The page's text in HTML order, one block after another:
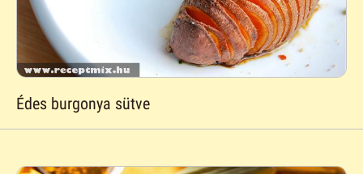
Édes burgonya sütve